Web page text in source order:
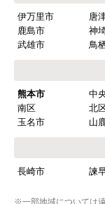
伊万里市 唐
鹿島市
神
武雄市
鳥
熊本市 中
南区
北
玉名市
山
長崎市 諫
※一部地域については